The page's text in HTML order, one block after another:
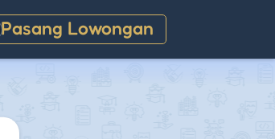
Pasang Lowongan